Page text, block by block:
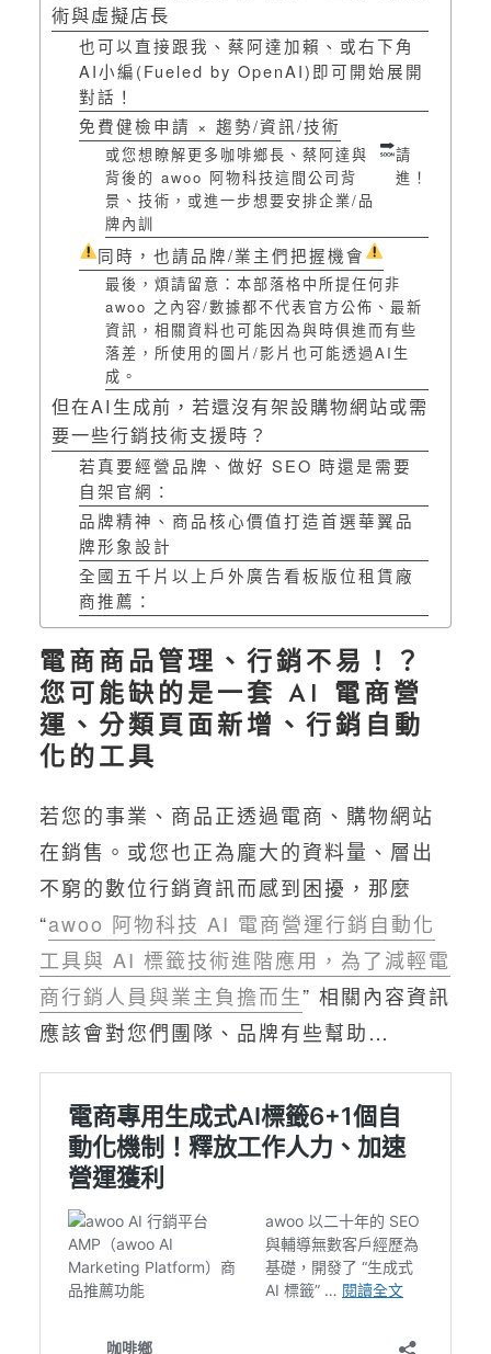
術與虛擬店長
也可以直接跟我、蔡阿達加賴、或右下角
AI小編(Fueled by OpenAI)即可開始展開
對話！
免費健檢申請 × 趨勢/資訊/技術
或您想瞭解更多咖啡鄉長、蔡阿達與
背後的 awoo 阿物科技這間公司背
景、技術，或進一步想要安排企業/品
牌內訓
請
進！
同時，也請品牌/業主們把握機會
最後，煩請留意：本部落格中所提任何非
awoo 之內容/數據都不代表官方公佈、最新
資訊，相關資料也可能因為與時俱進而有些
落差，所使用的圖片/影片也可能透過AI生
成。
但在AI生成前，若還沒有架設購物網站或需
要一些行銷技術支援時？
若真要經營品牌、做好 SEO 時還是需要
自架官網：
品牌精神、商品核心價值打造首選華翼品
牌形象設計
全國五千片以上戶外廣告看板版位租賃廠
商推薦：
電商商品管理、行銷不易！？
您可能缺的是一套 AI 電商營
運、分類頁面新增、行銷自動
化的工具
若您的事業、商品正透過電商、購物網站
在銷售。或您也正為龐大的資料量、層出
不窮的數位行銷資訊而感到困擾，那麼
“awoo 阿物科技 AI 電商營運行銷自動化
工具與 AI 標籤技術進階應用，為了減輕電
商行銷人員與業主負擔而生” 相關內容資訊
應該會對您們團隊、品牌有些幫助…